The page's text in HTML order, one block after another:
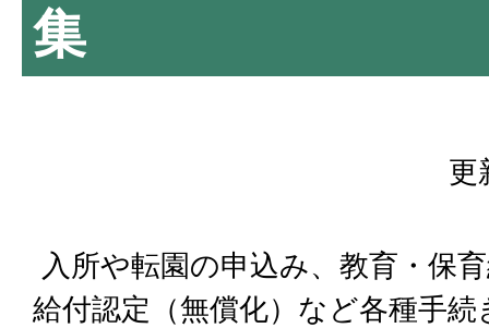
集
更
入所や転園の申込み、教育・保
給付認定（無償化）など各種手